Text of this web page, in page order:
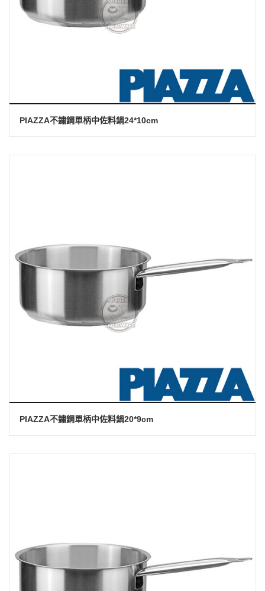
PIAZZA不鏽鋼單柄中佐料鍋24*10cm
PIAZZA不鏽鋼單柄中佐料鍋20*9cm